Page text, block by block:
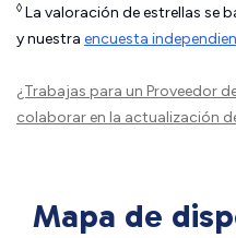
◊ La valoración de estrellas se
y nuestra encuesta
¿Trabajas para un Proveedor
colaborar en la actualización
Mapa de